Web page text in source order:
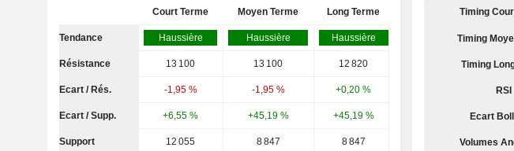
Court Terme Moyen Terme Long Terme
Tendance Haussière Haussière Haussière
Résistance 13 100 13 100 12 820
Ecart / Rés. -1,95 % -1,95 % +0,20 %
Ecart / Supp. +6,55 % +45,19 % +45,19 %
Support 12 055 8 847 8 847
Timing
Timing
Timing
RSI
Ecart
Volumes